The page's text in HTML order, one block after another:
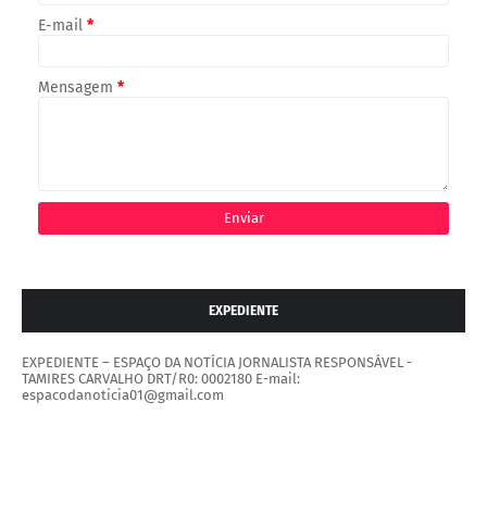
E-mail *
Mensagem *
EXPEDIENTE
EXPEDIENTE – ESPAÇO DA NOTÍCIA JORNALISTA RESPONSÁVEL -
TAMIRES CARVALHO DRT/R0: 0002180 E-mail:
espacodanoticia01@gmail.com